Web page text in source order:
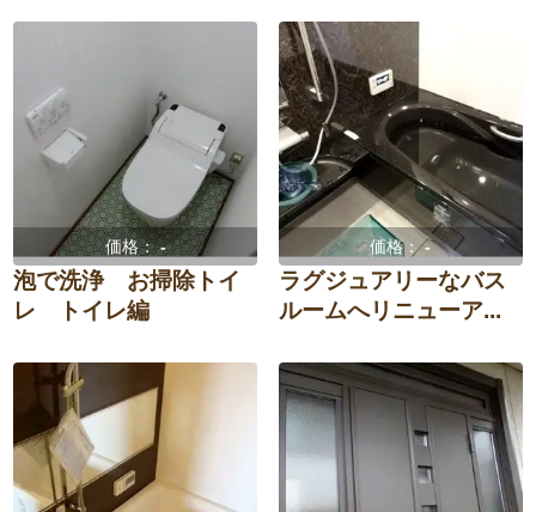
価格：-
泡で洗浄 お掃除トイ
レ トイレ編
価格：-
ラグジュアリーなバス
ルームへリニューア...